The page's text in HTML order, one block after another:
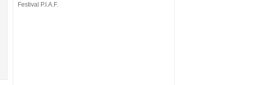
et 35 élèves ! – de nombreuses classes de première et
Festival P.I.A.F.